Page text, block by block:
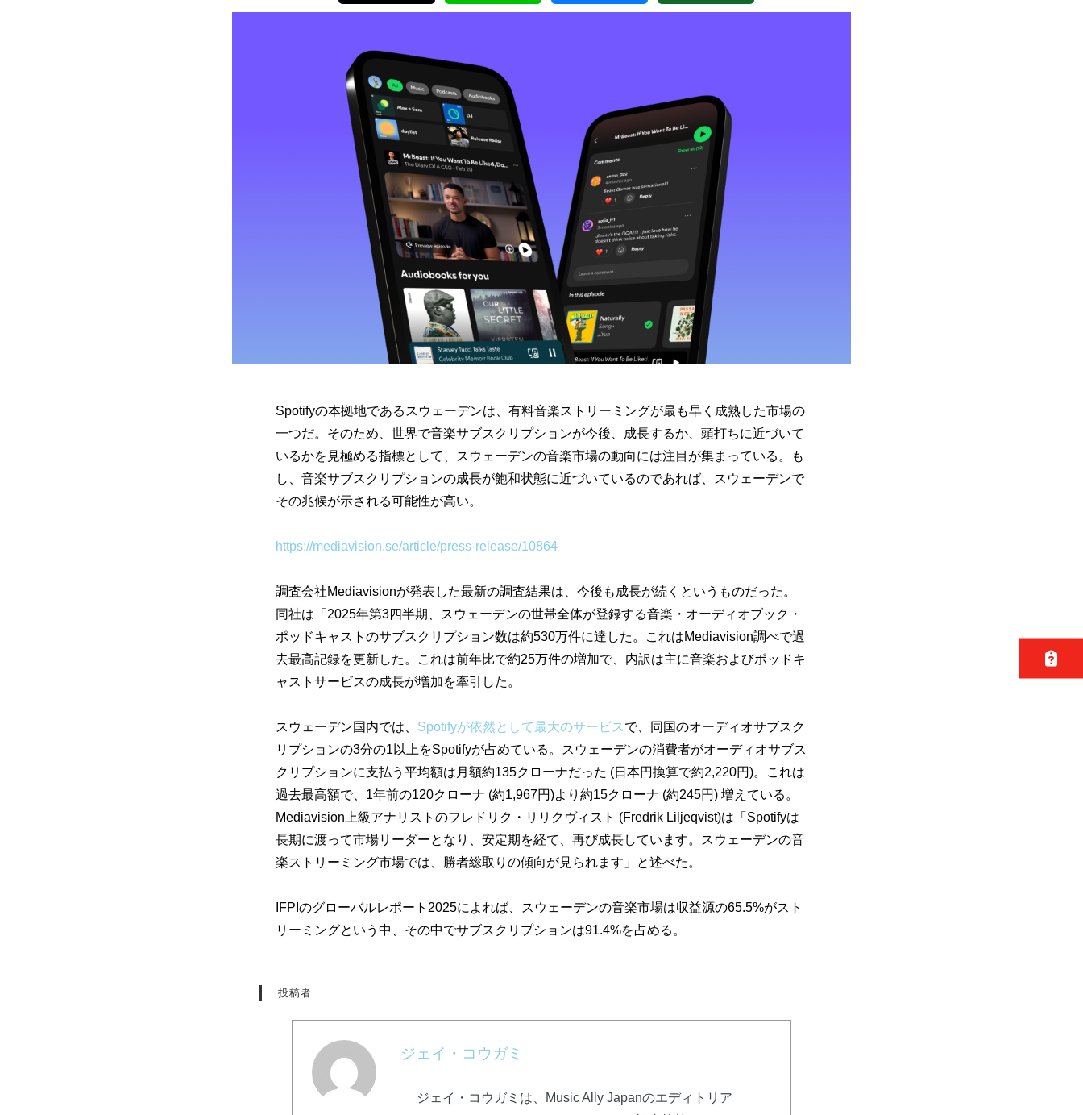
Spotifyの本拠地であるスウェーデンは、 有料音楽ストリーミングが最も早く成熟した市場の
一つだ。 そのため、世界で音楽サブスクリプションが今後、成長するか、 頭打ちに近づいて
いるかを見極める指標として、
スウェーデンの音楽市場の動向には注目が集まっている。も
し、 音楽サブスクリプションの成長が飽和状態に近づいているのであれば、スウェーデンで
その兆候が示される可能性が高い。
https://mediavision.se/article/press-release/10864
調査会社Mediavisionが発表した最新の調査結果は、 今後も成長が続くというものだった。
同社は「 2025年第3四半期、スウェーデンの世帯全体が登録する音楽・ オーディオブック・
ポッドキャストのサブスクリプション数は約530万件に達した。
これはMediavision調べで過
去最高記録を更新した。
これは前年比で約25万件の増加で、 内訳は主に音楽およびポッドキ
ャストサービスの成長が増加を牽引
した。
スウェーデン国内では、 Spotifyが依然として最大のサービス で、
同国のオーディオサブスク
リプションの3分の1以上をSpotifyが占めている。
スウェーデンの消費者がオーディオサブス
クリプションに支払う平均額は月額約135クローナだった (日本円換算で約2,220円)。これは
過去最高額で、 1年前の120クローナ (約1,967円)より約15クローナ (約245円) 増えている。
Mediavision上級アナリストのフレドリク・ リリクヴィスト (Fredrik Liljeqvist)は「 Spotifyは
長期に渡って市場リーダーとなり、 安定期を経て、再び成長しています。
スウェーデンの音
楽ストリーミング市場では、 勝者総取りの傾向が見られます」と述べた。
IFPIのグローバルレポート2025によれば、 スウェーデンの音楽市場は収益源の65.5%がスト
リーミングという中、その中でサブスクリプションは91.4%を占める。
投稿者
ジェイ・コウガミ
ジェイ・コウガミは、Music Ally Japanのエディトリア